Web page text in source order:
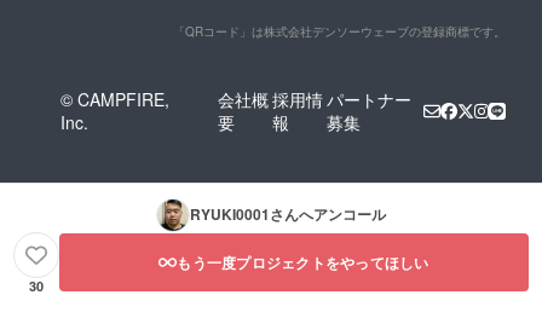
「QRコード」は株式会社デンソーウェーブの登録商標です。
© CAMPFIRE,
Inc.
会社概
要
採用情
報
パートナー
募集
RYUKI0001さんへアンコール
30
もう一度プロジェクトをやってほしい